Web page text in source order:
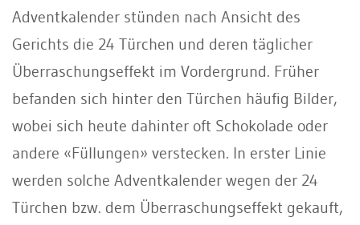
Adventkalender stünden nach Ansicht des
Gerichts die 24 Türchen und deren täglicher
Überraschungseffekt im Vordergrund. Früher
befanden sich hinter den Türchen häufig Bilder,
wobei sich heute dahinter oft Schokolade oder
andere «Füllungen» verstecken. In erster Linie
werden solche Adventkalender wegen der 24
Türchen bzw. dem Überraschungseffekt gekauft,